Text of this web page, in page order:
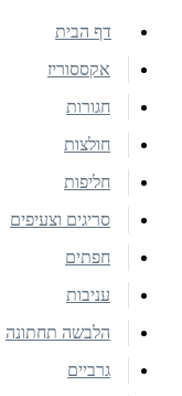
דף הבית
אקססוריז
חגורות
חולצות
חליפות
סריגים וצעיפים
חפתים
עניבות
הלבשה תחתונה
גרביים